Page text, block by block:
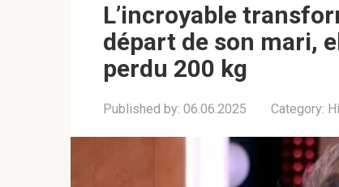
L’incroyable
départ de son mari,
perdu 200 kg
Published by: 06.06.2025 Category: